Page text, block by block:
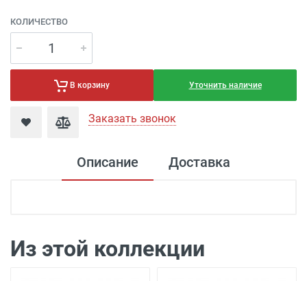
КОЛИЧЕСТВО
В корзину Уточнить наличие
Заказать звонок
Описание Доставка
подъезда)
Доставка г. Калуга 100 рублей (самовывоз
Из этой коллекции